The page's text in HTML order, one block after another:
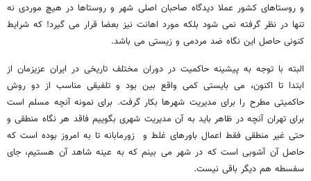
و روستاهای کشور عملا دیدگاه صاحبان اصلی شهر و روستاها در هیچ موردی نه
تنها در نظر گرفته نمی شود بلکه مورد اهانت نیز بعضا قرار می گیرد! که شرایط
کنونی حاصل این نگاه ضد مردمی و زیستی می باشد.
البته با توجه به پیشینه حاکمیت در دوران مختلف تاریخی در ایران عزیزمان از
ابتدا تا اکنون، می بایستی کمی واقع بین بود و تلفیقی مناسب از دو روش
حاکمیتی مطرح را برای مدیریت شهرها بکار گرفت. برای نمونه آنچه مسلم است
برای تهران آنچه در ظاهر باید به آن مدیریت شهری بگوییم فاقد هر نگاه منطقی و
حتی غیر منطقی فقط اعمال باورهای غلط و زورمابانه تا به امروز بوده است که
حاصل آن آشوبی است که در شهر می بینم که به عینه شاهد آن هستیم، جای
سفسطه هم دیگر باقی نیست.